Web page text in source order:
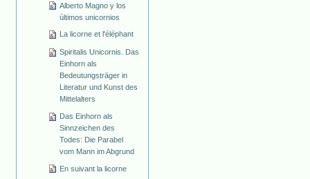
Alberto Magno y los
últimos unicornios
La licorne et l'éléphant
Spiritalis Unicornis. Das
Einhorn als
Bedeutungsträger in
Literatur und Kunst des
Mittelalters
Das Einhorn als
Sinnzeichen des
Todes: Die Parabel
vom Mann im Abgrund
En suivant la licorne